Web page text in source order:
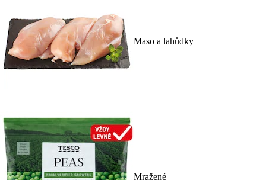
Maso a lahůdky
Mražené